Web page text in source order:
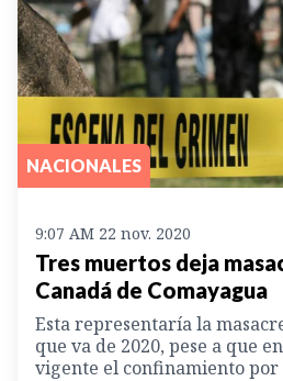
NACIONALES
9:07 AM 22 nov. 2020
Tres muertos deja
Canadá de Comayagua
Esta representaría la
que va de 2020, pese a que
vigente el confinamiento por